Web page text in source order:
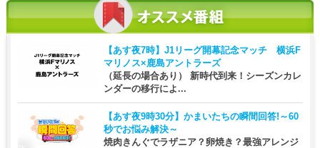
【あす夜7時】 J1リーグ開幕記念マッチ 横浜F
マリノス×鹿島アントラーズ
（延長の場合あり） 新時代到来！シーズンカレ
ンダーの移行によ...
【あす夜9時30分】 かまいたちの瞬間回答!～60
秒でお悩み解決～
焼肉きんぐでラザニア？卵焼き？最強アレンジ